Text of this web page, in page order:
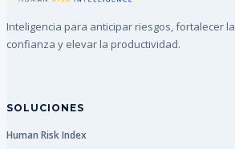
Inteligencia para anticipar riesgos, fortalecer la
confianza y elevar la productividad.
SOLUCIONES
Human Risk Index